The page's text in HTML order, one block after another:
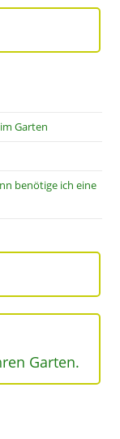
Garten
benötige ich eine
Garten.